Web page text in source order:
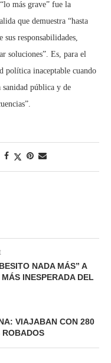
más grave” fue la
que demuestra “hasta
sus responsabilidades,
soluciones”. Es, para el
política inaceptable cuando
sanidad pública y de
NADA MÁS” A
INESPERADA DEL
VIAJABAN CON 280